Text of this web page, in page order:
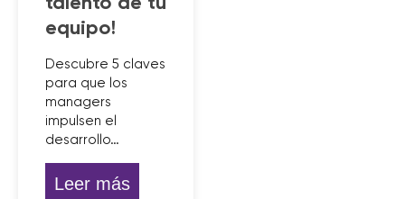
equipo!
Descubre 5 claves
para que los
managers
impulsen el
desarrollo…
Leer más